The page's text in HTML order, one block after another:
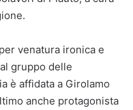
venatura ironica e
gruppo delle
è affidata a Girolamo
anche protagonista